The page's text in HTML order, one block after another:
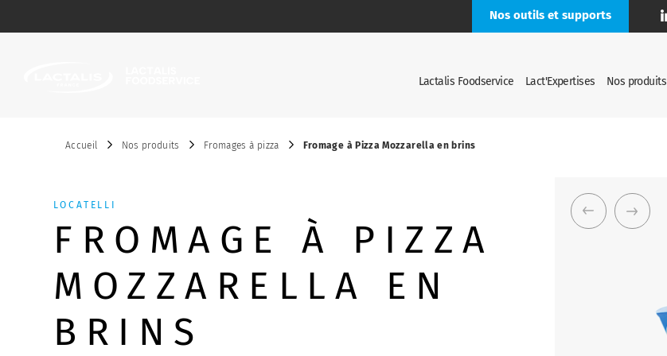
Nos outils et supports
Lactalis Foodservice Lact'Expertises Nos produits
Accueil Nos produits Fromages à pizza Fromage à Pizza Mozzarella en brins
LOCATELLI
FROMAGE À PIZZA
MOZZARELLA EN
BRINS